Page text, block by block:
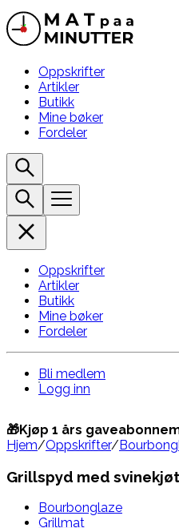
Oppskrifter
Artikler
Butikk
Mine bøker
Fordeler
Oppskrifter
Artikler
Butikk
Mine bøker
Fordeler
Bli medlem
Logg inn
🎁Kjøp 1 års
Hjem/Oppskrifter/
Grillspyd med
Bourbonglaze
Grillmat